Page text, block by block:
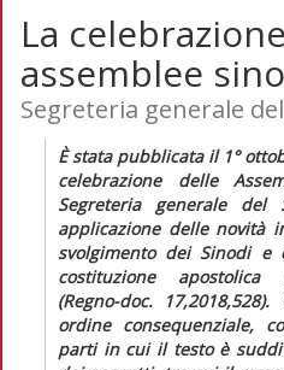
La
assemblee
Segreteria generale
È stata pubblicata il 1°
celebrazione delle
Segreteria generale del
applicazione delle novità
svolgimento dei Sinodi e
costituzione apostolica
(Regno-doc.
ordine consequenziale,
parti in cui il testo è